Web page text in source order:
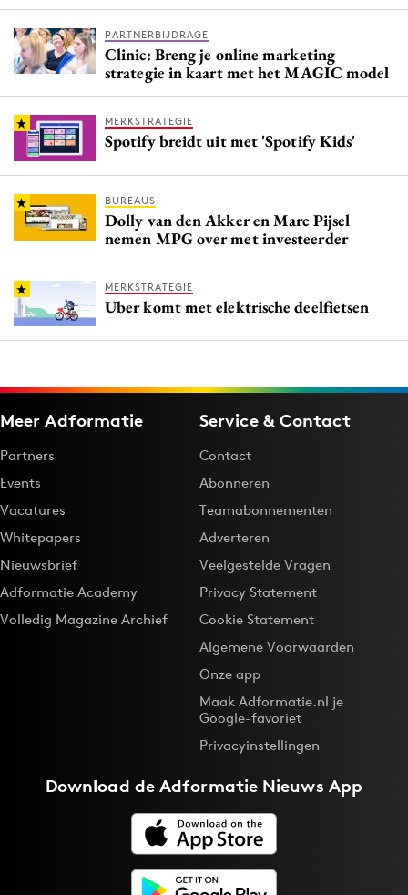
PARTNERBIJDRAGE
Clinic: Breng je online marketing
strategie in kaart met het MAGIC model
MERKSTRATEGIE
Spotify breidt uit met 'Spotify Kids'
BUREAUS
Dolly van den Akker en Marc Pijsel
nemen MPG over met investeerder
MERKSTRATEGIE
Uber komt met elektrische deelfietsen
Meer Adformatie
Partners
Events
Vacatures
Whitepapers
Nieuwsbrief
Adformatie Academy
Volledig Magazine Archief
Service & Contact
Contact
Abonneren
Teamabonnementen
Adverteren
Veelgestelde Vragen
Privacy Statement
Cookie Statement
Algemene Voorwaarden
Onze app
Maak Adformatie.nl je
Google-favoriet
Privacyinstellingen
Download deAdformatie Nieuws App